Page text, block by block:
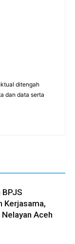
ditengah
dan data serta
BPJS
Kerjasama,
Aceh